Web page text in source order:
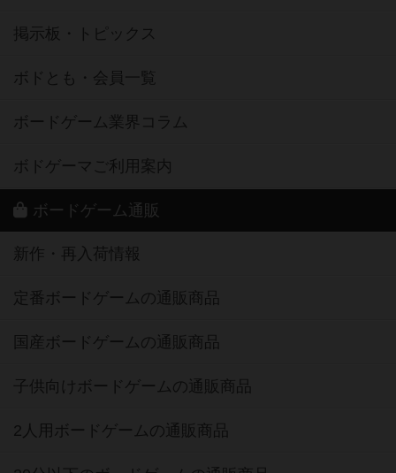
掲示板・トピックス
ボドとも・会員一覧
ボードゲーム業界コラム
ボドゲーマご利用案内
ボードゲーム通販
新作・再入荷情報
定番ボードゲームの通販商品
国産ボードゲームの通販商品
子供向けボードゲームの通販商品
2人用ボードゲームの通販商品